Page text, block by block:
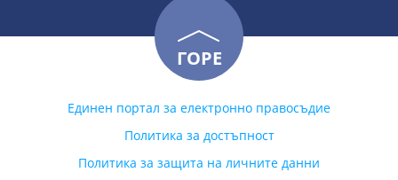
ГОРЕ
Единен портал за електронно правосъдие
Политика за достъпност
Политика за защита на личните данни